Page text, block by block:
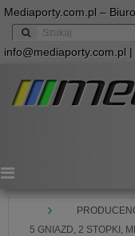
Mediaporty.com.pl –
info@mediaporty.com.pl |
Menu
5 GNIAZD, 2 STOPKI,